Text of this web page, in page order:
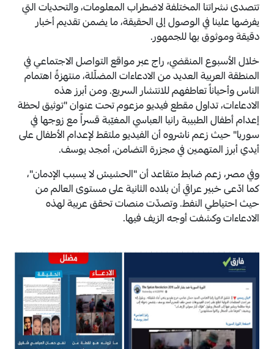
تتصدى نشراتنا المختلفة لاضطراب المعلومات، والتحديات التي
يفرضها علينا في الوصول إلى الحقيقة، ما يضمن تقديم أخبار
دقيقة وموثوق بها للجمهور.
خلال الأسبوع المنقضي، راج عبر مواقع التواصل الاجتماعي في
المنطقة العربية العديد من الادعاءات المضلّلة، منتهزةً اهتمام
الناس وأحياناً تعاطفهم للانتشار السريع. ومن أبرز هذه
الادعاءات، تداول مقطع فيديو مزعوم تحت عنوان "توثيقلحظة
إعدام أطفال الطبيبة رانيا العباسي المغيّبة قسراً مع زوجها في
سوريا" حيث زعم ناشروه أن الفيديو ملتقط لإعدام الأطفال على
أيدي أبرز المتهمين في مجزرة التضامن، أمجد يوسف.
وفي مصر، زعم ضابط متقاعد أن "الحشيش لا يسبب الإدمان"،
كما ادّعى خبير عراقي أن بلاده الثانية على مستوى العالم من
حيث احتياطي النفط. وتصدّت منصات تحقق عربية لهذه
الادعاءات وكشفت أوجه الزيف فيها.